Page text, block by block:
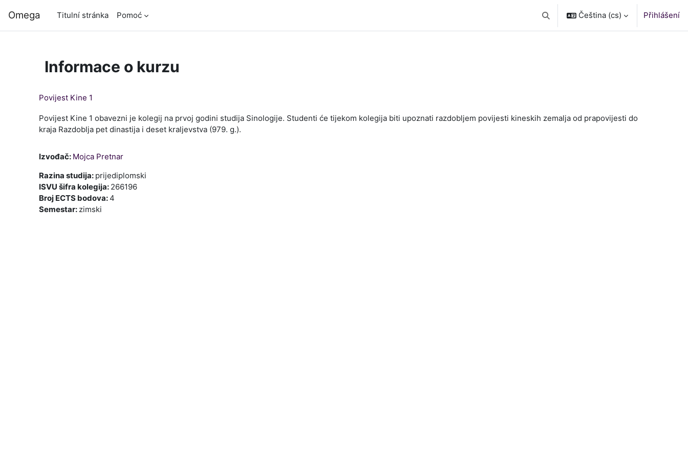
Omega Titulní stránka Pomoć Přepnout vyhledávání
Čeština ‎(cs)‎ Přihlášení
Informace o kurzu
Povijest Kine 1
Povijest Kine 1 obavezni je kolegij na prvoj godini studija Sinologije. Studenti će tijekom kolegija biti upoznati razdobljem povijesti kineskih zemalja od prapovijesti do
kraja Razdoblja pet dinastija i deset kraljevstva (979. g.).
Izvođač: Mojca Pretnar
Razina studija: prijediplomski
ISVU šifra kolegija: 266196
Broj ECTS bodova:4
Semestar: zimski